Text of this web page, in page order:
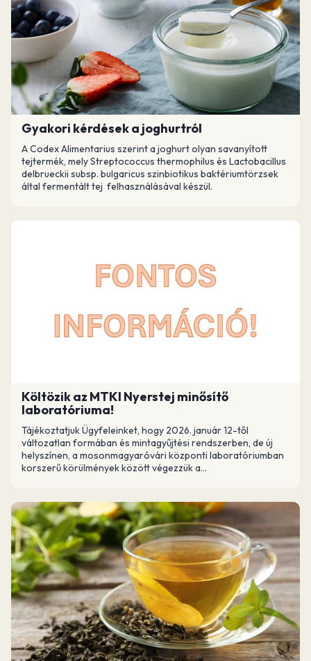
Gyakori kérdések a joghurtról
A Codex Alimentarius szerint a joghurt olyan savanyított
tejtermék, mely Streptococcus thermophilus és Lactobacillus
delbrueckii subsp. bulgaricus szinbiotikus baktériumtörzsek
által fermentált tej felhasználásával készül.
Költözik az MTKI Nyerstej minősítő
laboratóriuma!
Tájékoztatjuk Ügyfeleinket, hogy 2026. január 12-től
változatlan formában és mintagyűjtési rendszerben, de új
helyszínen, a mosonmagyaróvári központi laboratóriumban
korszerű körülmények között végezzük a...